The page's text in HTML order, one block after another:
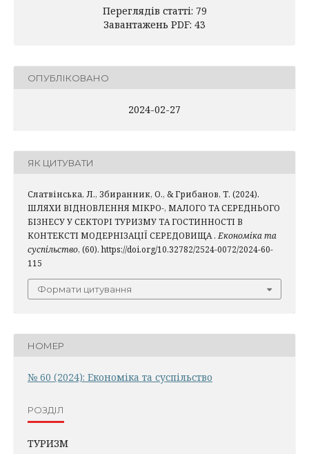
Переглядів статті: 79
Завантажень PDF: 43
ОПУБЛІКОВАНО
2024-02-27
ЯК ЦИТУВАТИ
Слатвінська, Л., Збиранник, О., & Грибанов, Т. (2024).
ШЛЯХИ ВІДНОВЛЕННЯ МІКРО-, МАЛОГО ТА СЕРЕДНЬОГО
БІЗНЕСУ У СЕКТОРІ ТУРИЗМУ ТА ГОСТИННОСТІ В
КОНТЕКСТІ МОДЕРНІЗАЦІЇ СЕРЕДОВИЩА . Економіка та
суспільство, (60). https://doi.org/10.32782/2524-0072/2024-60-
115
Формати цитування
НОМЕР
№ 60 (2024): Економіка та суспільство
РОЗДІЛ
ТУРИЗМ